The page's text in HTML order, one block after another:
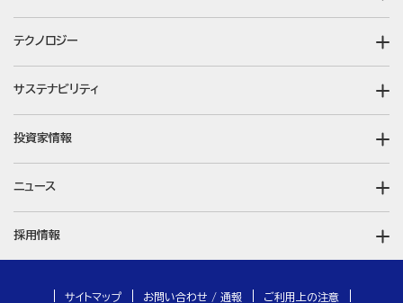
テクノロジー
サステナビリティ
投資家情報
ニュース
採用情報
サイトマップ お問い合わせ / 通報 ご利用上の注意